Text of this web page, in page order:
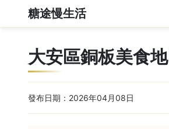
糖途慢生活
大安區銅板美食
發布日期：2026年04月08日